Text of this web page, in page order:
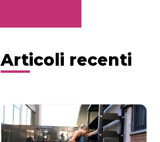
Articoli recenti